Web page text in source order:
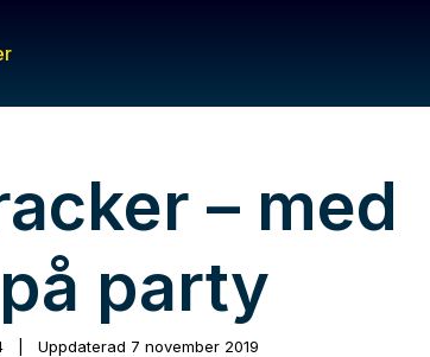
– med
party
Uppdaterad 7 november 2019